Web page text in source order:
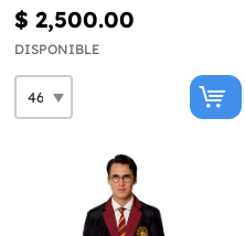
$ 2,500.00
DISPONIBLE